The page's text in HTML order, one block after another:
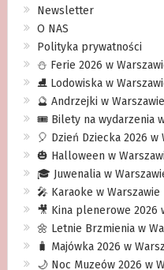
Newsletter
O NAS
Polityka prywatności
⛄️ Ferie 2026 w
⛸ Lodowiska w
🔮 Andrzejki w Warszawie
🎟️ Bilety na wydarzenia
🎈 Dzień Dziecka 2026
🎃 Halloween w
🎓 Juwenalia w
🎤 Karaoke w Warszawie
🎥 Kina plenerowe 2026
🌼 Letnie Brzmienia w
🧳 Majówka 2026 w
🌙 Noc Muzeów 2026 w